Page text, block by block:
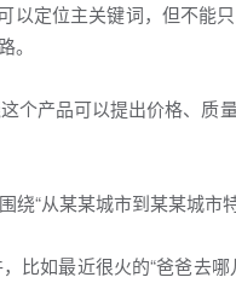
定位主关键词，但不能
个产品可以提出价格、质
“从某某城市到某某城市
如最近很火的“爸爸去